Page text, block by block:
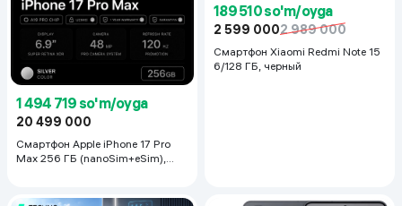
Размер изображения
2720x1224
Частота обновления экрана
Audio uyasi
ma'lumot yoq
1 494 719 so'm/oyga
20 499 000
Смартфон Apple iPhone 17 Pro
Max 256 ГБ (nanoSim+eSim),
189 510 so'm/oyga
2 599 0002 989 000
Смартфон Xiaomi Redmi Note 15
6/128 ГБ, черный